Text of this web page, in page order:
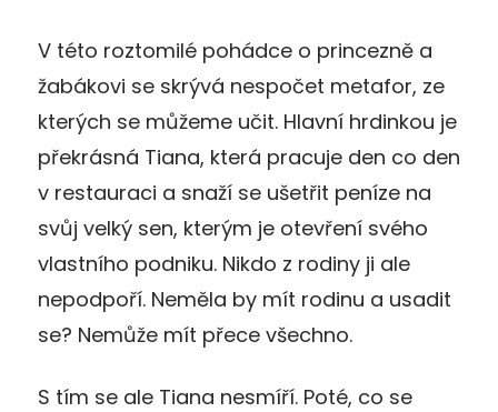
V této roztomilé pohádce o princezně a
žabákovi se skrývá nespočet metafor, ze
kterých se můžeme učit. Hlavní hrdinkou je
překrásná Tiana, která pracuje den co den
v restauraci a snaží se ušetřit peníze na
svůj velký sen, kterým je otevření svého
vlastního podniku. Nikdo z rodiny ji ale
nepodpoří. Neměla by mít rodinu a usadit
se? Nemůže mít přece všechno.
S tím se ale Tiana nesmíří. Poté, co se